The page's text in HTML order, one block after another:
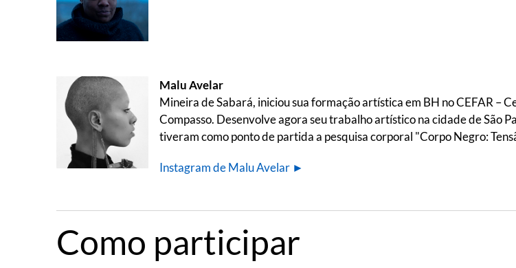
Malu Avelar
Mineira de Sabará, iniciou sua formação artística em BH no CEFAR –
Compasso. Desenvolve agora seu trabalho artístico na cidade de São
tiveram como ponto de partida a pesquisa corporal "Corpo Negro:
Instagram de Malu Avelar ►
Como participar